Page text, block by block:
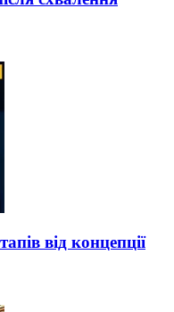
від концепції